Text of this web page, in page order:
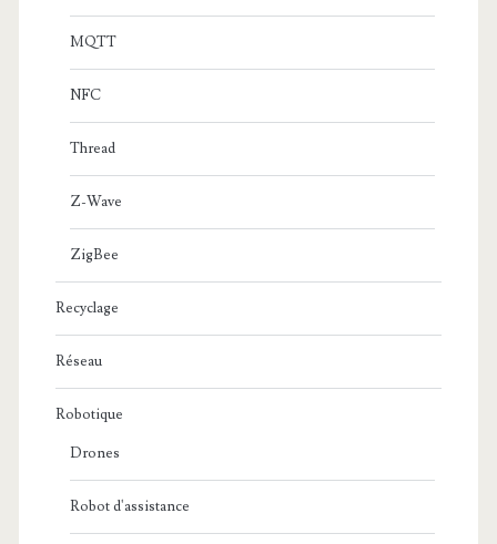
MQTT
NFC
Thread
Z-Wave
ZigBee
Recyclage
Réseau
Robotique
Drones
Robot d'assistance